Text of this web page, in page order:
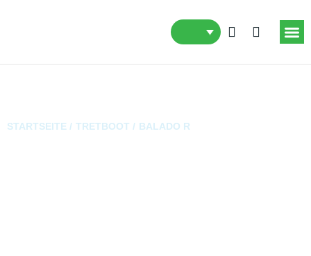
STARTSEITE / TRETBOOT / BALADO R